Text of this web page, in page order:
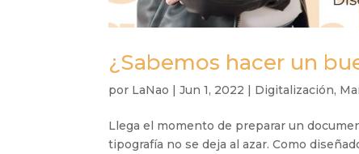
¿Sabemos hacer un
por LaNao |Jun 1, 2022 | Digitalización,
Llega el momento de preparar un
tipografía no se deja al azar. Como